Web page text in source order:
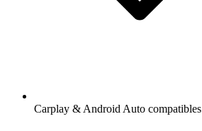
Carplay & Android Auto compatibles